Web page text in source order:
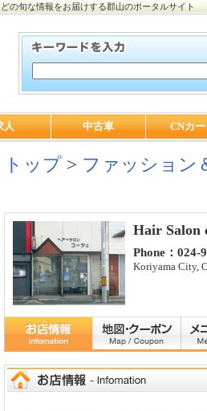
の旬な情報をお届けする郡山のポータルサイト
人 中古車 CNカ
トップ > ファッション
Hair Salon
Phone：024-
Koriyama City,